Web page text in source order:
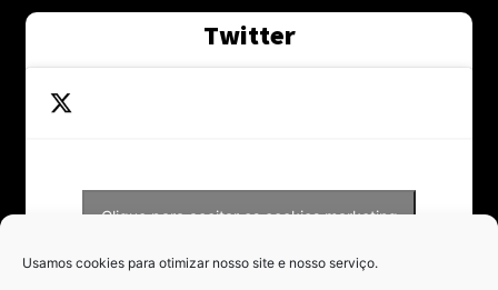
Usamos cookies para otimizar nosso site e nosso serviço.
Twitter
Clique para aceitar os cookies marketing